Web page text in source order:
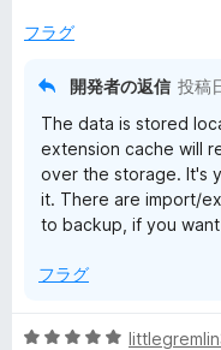
フラグ
開発者の返信 投稿
The data is stored
extension cache will
over the storage. It's
it. There are import/
to backup, if you
フラグ
5